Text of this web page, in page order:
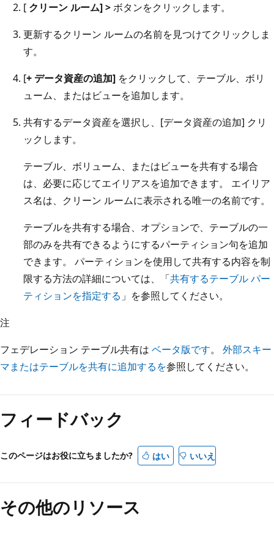
[ クリーン ルーム] >ボタンをクリックします。
更新するクリーン ルームの名前を見つけてクリックしま
す。
[+ データ資産の追加] をクリックして、テーブル、ボリ
ューム、またはビューを追加します。
共有するデータ資産を選択し、[データ資産の追加] クリ
ックします。
テーブル、ボリューム、またはビューを共有する場合
は、必要に応じてエイリアスを追加できます。 エイリア
ス名は、クリーン ルームに表示される唯一の名前です。
テーブルを共有する場合、オプションで、テーブルの一
部のみを共有できるようにするパーティション句を追加
できます。 パーティションを使用して共有する内容を制
限する方法の詳細については、「共有するテーブル パー
ティションを指定する 」を参照してください。
注
フェデレーション テーブル共有は ベータ版です。 外部スキー
マまたはテーブルを共有に追加するを参照してください。
フィードバック
このページはお役に立ちましたか? はい いいえ
その他のリソース